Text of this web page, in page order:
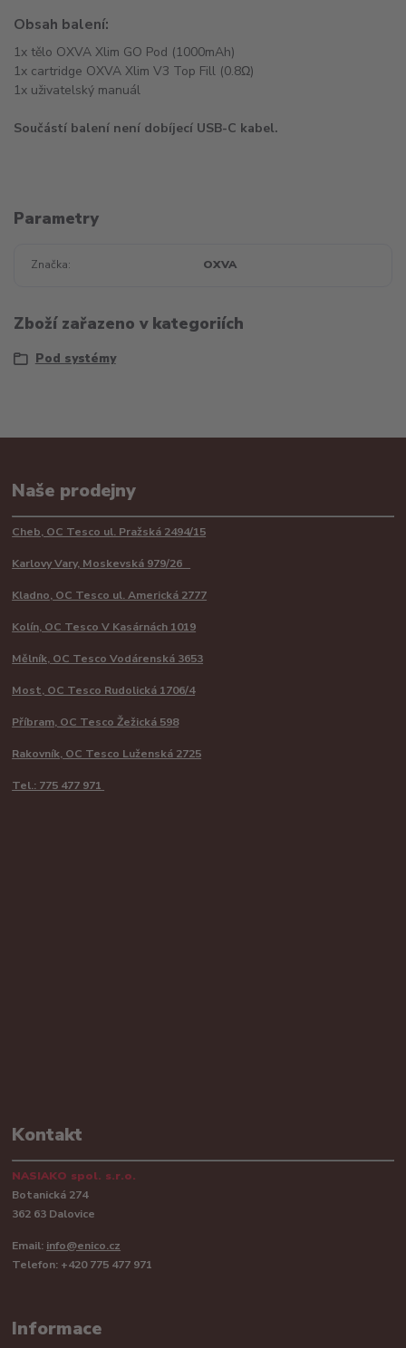
Obsah balení:
1x tělo OXVA Xlim GO Pod (1000mAh)
1x cartridge OXVA Xlim V3 Top Fill (0.8Ω)
1x uživatelský manuál
Součástí balení není dobíjecí USB-C kabel.
Parametry
Značka OXVA
Zboží zařazeno v kategoriích
Pod systémy
Naše prodejny
Cheb, OC Tesco ul. Pražská 2494/15
Karlovy Vary, Moskevská 979/26
Kladno, OC Tesco ul. Americká 2777
Kolín, OC Tesco V Kasárnách 1019
Mělník, OC Tesco Vodárenská 3653
Most, OC Tesco Rudolická 1706/4
Příbram, OC Tesco Žežická 598
Rakovník, OC Tesco Luženská 2725
Tel.: 775 477 971
Kontakt
NASIAKO spol. s.r.o.
Botanická 274
362 63 Dalovice
Email: info@enico.cz
Telefon: +420 775 477 971
Informace